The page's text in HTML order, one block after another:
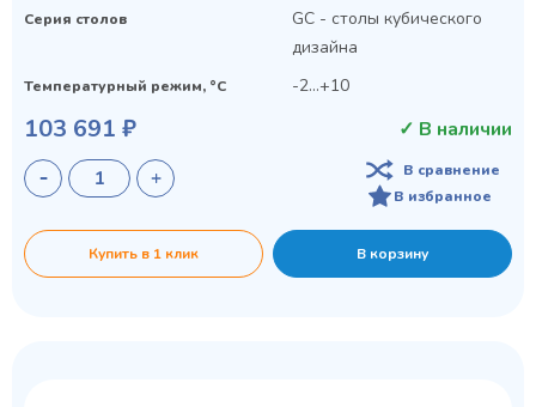
Серия столов
GC - столы кубического
дизайна
Температурный режим, °C -2...+10
103 691 ₽ ✓ В наличии
В сравнение
В избранное
Купить в 1 клик В корзину